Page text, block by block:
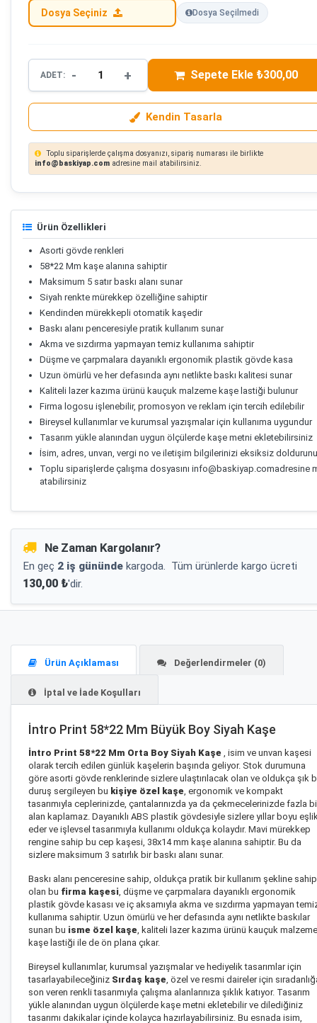
Dosya Seçiniz Dosya Seçilmedi
ADET: - + Sepete Ekle ₺300,00
Kendin Tasarla
Toplu siparişlerde çalışma dosyanızı, sipariş numarası ile birlikte
info@baskiyap.com adresine mail atabilirsiniz.
Ürün Özellikleri
Asorti gövde renkleri
58*22 Mm kaşe alanına sahiptir
Maksimum 5 satır baskı alanı sunar
Siyah renkte mürekkep özelliğine sahiptir
Kendinden mürekkepli otomatik kaşedir
Baskı alanı penceresiyle pratik kullanım sunar
Akma ve sızdırma yapmayan temiz kullanıma sahiptir
Düşme ve çarpmalara dayanıklı ergonomik plastik gövde kasa
Uzun ömürlü ve her defasında aynı netlikte baskı kalitesi sunar
Kaliteli lazer kazıma ürünü kauçuk malzeme kaşe lastiği bulunur
Firma logosu işlenebilir, promosyon ve reklam için tercih edilebilir
Bireysel kullanımlar ve kurumsal yazışmalar için kullanıma uygundur
Tasarım yükle alanından uygun ölçülerde kaşe metni ekletebilirsiniz
İsim, adres, unvan, vergi no ve iletişim bilgilerinizi eksiksiz
Toplu siparişlerde çalışma dosyasını info@baskiyap.comadresine
atabilirsiniz
Ne Zaman Kargolanır?
En geç 2 iş gününde kargoda. Tüm ürünlerde kargo ücreti
130,00 ₺'dir.
Ürün Açıklaması Değerlendirmeler (0)
İptal ve İade Koşulları
İntro Print 58*22 Mm Büyük Boy Siyah Kaşe
İntro Print 58*22 Mm Orta Boy Siyah Kaşe , isim ve unvan kaşesi
olarak tercih edilen günlük kaşelerin başında geliyor. Stok durumuna
göre asorti gövde renklerinde sizlere ulaştırılacak olan ve oldukça şık
duruş sergileyen bu kişiye özel kaşe , ergonomik ve kompakt
tasarımıyla ceplerinizde, çantalarınızda ya da çekmecelerinizde fazla
alan kaplamaz. Dayanıklı ABS plastik gövdesiyle sizlere yıllar boyu
eder ve işlevsel tasarımıyla kullanımı oldukça kolaydır. Mavi mürekkep
rengine sahip bu cep kaşesi, 38x14 mm kaşe alanına sahiptir. Bu da
sizlere maksimum 3 satırlık bir baskı alanı sunar.
Baskı alanı penceresine sahip, oldukça pratik bir kullanım şekline sahip
olan bu firma kaşesi , düşme ve çarpmalara dayanıklı ergonomik
plastik gövde kasası ve iç aksamıyla akma ve sızdırma yapmayan
kullanıma sahiptir. Uzun ömürlü ve her defasında aynı netlikte baskılar
sunan bu isme özel kaşe , kaliteli lazer kazıma ürünü kauçuk malzeme
kaşe lastiği ile de ön plana çıkar.
Bireysel kullanımlar, kurumsal yazışmalar ve hediyelik tasarımlar için
tasarlayabileceğiniz Sırdaş kaşe , özel ve resmi daireler için
son veren renkli tasarımıyla çalışma alanlarınıza şıklık katıyor. Tasarım
yükle alanından uygun ölçülerde kaşe metni ekletebilir ve dilediğiniz
tasarımı dakikalar içinde kolayca hazırlayabilirsiniz. Bu esnada isim,